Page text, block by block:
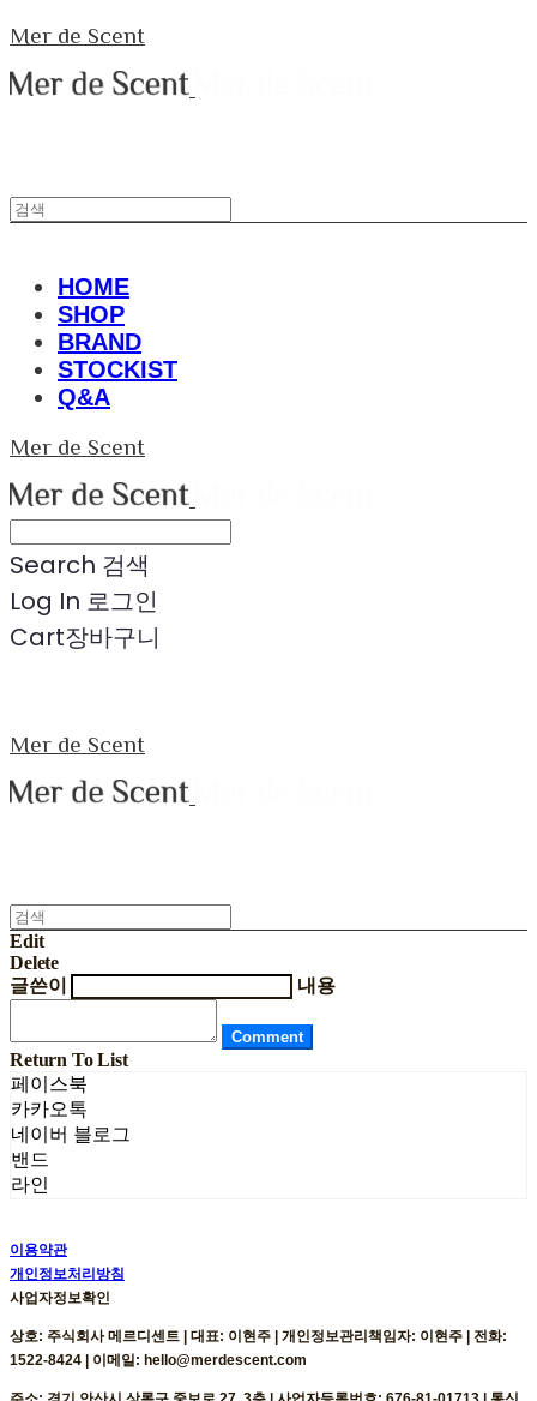
Mer de Scent
HOME
SHOP
BRAND
STOCKIST
Q&A
Mer de Scent
Search 검색
Log In 로그인
Cart장바구니
Mer de Scent
Edit
Delete
글쓴이
내용
Comment
Return To List
페이스북
카카오톡
네이버 블로그
밴드
라인
이용약관
개인정보처리방침
사업자정보확인
상호: 주식회사 메르디센트 | 대표: 이현주 | 개인정보관리책임자: 이현주 | 전화:
1522-8424 | 이메일: hello@merdescent.com